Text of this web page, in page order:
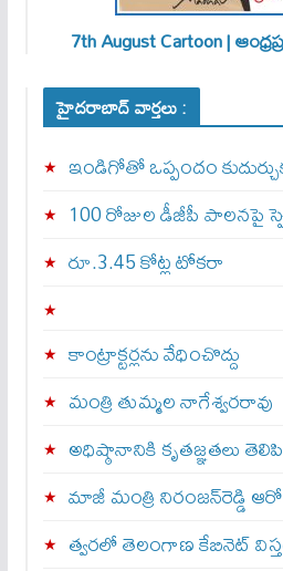
7th August Cartoon |
హైదరాబాద్ వార్తలు :
ఇండిగోతో ఒప్పందం
100 రోజుల డీజీపీ పాలనపై
రూ.3.45 కోట్ల టోకరా
కాంట్రాక్టర్లను వేధించొద్దు
మంత్రి తుమ్మల నాగేశ్వరరావు
అధిష్ఠానానికి కృతజ్ఞతలు
మాజీ మంత్రి నిరంజన్‌రెడ్డి
త్వ‌ర‌లో తెలంగాణ కేబినెట్